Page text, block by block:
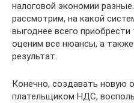
налоговой экономии
рассмотрим, на какой
выгоднее всего
оценим все нюансы, а
результат.
Конечно, создавать новую
плательщиком НДС,